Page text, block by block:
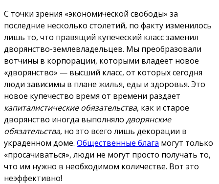
С точки зрения «экономической свободы» за
последние несколько столетий, по факту изменилось
лишь то, что правящий купеческий класс заменил
дворянство-землевладельцев. Мы преобразовали
вотчины в корпорации, которыми владеет новое
«дворянство» — высший класс, от которых сегодня
люди зависимы в плане жилья, еды и здоровья. Это
новое купечество время от времени раздает
капиталистические обязательства, как и старое
дворянство иногда выполняло дворянские
обязательства, но это всего лишь декорации в
украденном доме. Общественные блага могут только
«просачиваться», люди не могут просто получать то,
что им нужно в необходимом количестве. Вот это
неэффективно!